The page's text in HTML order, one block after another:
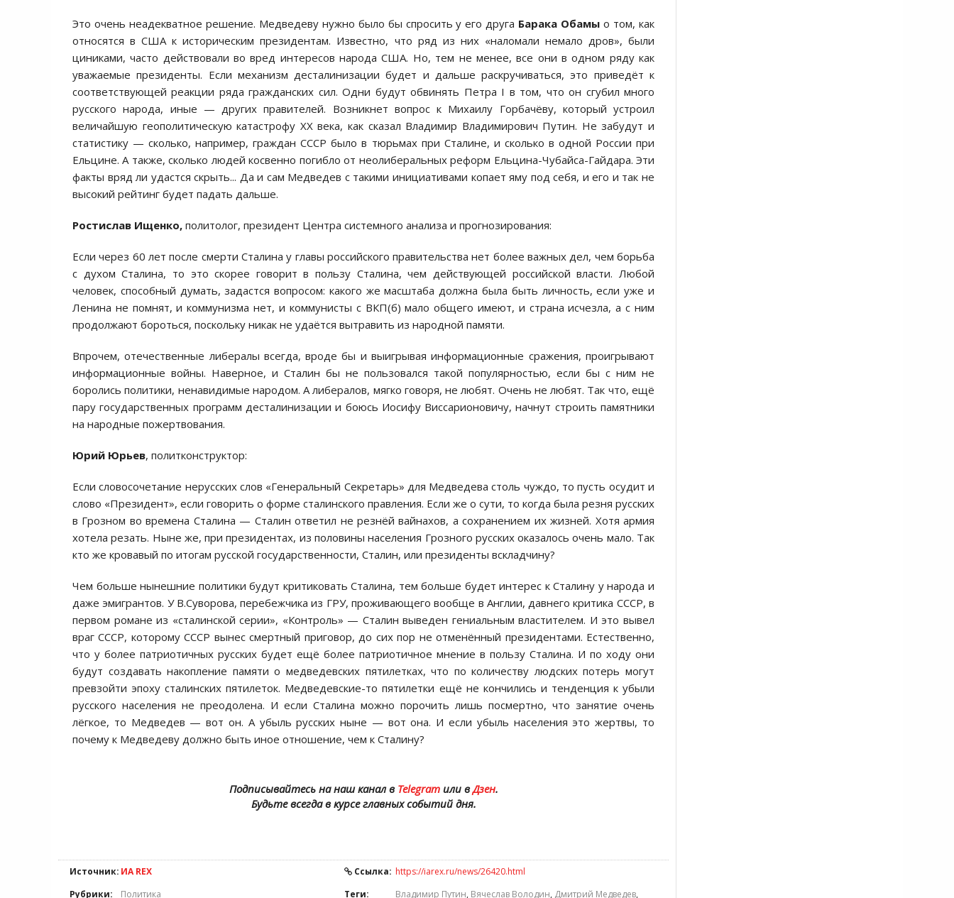
Это очень неадекватное решение. Медведеву нужно было бы спросить у его друга Барака Обамыо том, как
относятся в США к историческим президентам. Известно, что ряд из них «наломали немало дров», были
циниками, часто действовали во вред интересов народа США. Но, тем не менее, все они в одном ряду как
уважаемые президенты. Если механизм десталинизации будет и дальше раскручиваться, это приведёт к
соответствующей реакции ряда гражданских сил. Одни будут обвинять Петра I в том, что он сгубил много
русского народа, иные — других правителей. Возникнет вопрос к Михаилу Горбачёву, который устроил
величайшую геополитическую катастрофу ХХ века, как сказал Владимир Владимирович Путин. Не забудут и
статистику — сколько, например, граждан СССР было в тюрьмах при Сталине, и сколько в одной России при
Ельцине. А также, сколько людей косвенно погибло от неолиберальных реформ Ельцина-Чубайса-Гайдара. Эти
факты вряд ли удастся скрыть... Да и сам Медведев с такими инициативами копает яму под себя, и его и так не
высокий рейтинг будет падать дальше.
Ростислав Ищенко, политолог, президент Центра системного анализа и прогнозирования:
Если через 60 лет после смерти Сталина у главы российского правительства нет более важных дел, чем борьба
с духом Сталина, то это скорее говорит в пользу Сталина, чем действующей российской власти. Любой
человек, способный думать, задастся вопросом: какого же масштаба должна была быть личность, если уже и
Ленина не помнят, и коммунизма нет, и коммунисты с ВКП(б) мало общего имеют, и страна исчезла, а с ним
продолжают бороться, поскольку никак не удаётся вытравить из народной памяти.
Впрочем, отечественные либералы всегда, вроде бы и выигрывая информационные сражения, проигрывают
информационные войны. Наверное, и Сталин бы не пользовался такой популярностью, если бы с ним не
боролись политики, ненавидимые народом. А либералов, мягко говоря, не любят. Очень не любят. Так что, ещё
пару государственных программ десталинизации и боюсь Иосифу Виссарионовичу, начнут строить памятники
на народные пожертвования.
Юрий Юрьев, политконструктор:
Если словосочетание нерусских слов «Генеральный Секретарь» для Медведева столь чуждо, то пусть осудит и
слово «Президент», если говорить о форме сталинского правления. Если же о сути, то когда была резня русских
в Грозном во времена Сталина — Сталин ответил не резнёй вайнахов, а сохранением их жизней. Хотя армия
хотела резать. Ныне же, при президентах, из половины населения Грозного русских оказалось очень мало. Так
кто же кровавый по итогам русской государственности, Сталин, или президенты вскладчину?
Чем больше нынешние политики будут критиковать Сталина, тем больше будет интерес к Сталину у народа и
даже эмигрантов. У В.Суворова, перебежчика из ГРУ, проживающего вообще в Англии, давнего критика СССР, в
первом романе из «сталинской серии», «Контроль» — Сталин выведен гениальным властителем. И это вывел
враг СССР, которому СССР вынес смертный приговор, до сих пор не отменённый президентами. Естественно,
что у более патриотичных русских будет ещё более патриотичное мнение в пользу Сталина. И по ходу они
будут создавать накопление памяти о медведевских пятилетках, что по количеству людских потерь могут
превзойти эпоху сталинских пятилеток. Медведевские-то пятилетки ещё не кончились и тенденция к убыли
русского населения не преодолена. И если Сталина можно порочить лишь посмертно, что занятие очень
лёгкое, то Медведев — вот он. А убыль русских ныне — вот она. И если убыль населения это жертвы, то
почему к Медведеву должно быть иное отношение, чем к Сталину?
Подписывайтесь на наш канал в Telegramили вДзен.
Будьте всегда в курсе главных событий дня.
Источник: ИА REX Ссылка: https://iarex.ru/news/26420.html
Рубрики:
Политика Теги: Владимир Путин, Вячеслав Володин, Дмитрий Медведев,